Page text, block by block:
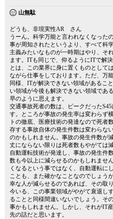
山無駄
どうも、非現実性AR さん
うーん。科学万能と言われなくなった
事が周知されたというより、すべて科
主義みたいなものが一時期はやり、そ
ます。ITも同じで、仰るようにITで解
とは、この業界に身に置くものとして
ながら仕事をしております。ただ、万
同様、ITが解決できない領域があるこ
い領域が今後も解決できない領域であ
早のように思えます。
交通事故死者の数は、ピークだった
す。ところが事故の発生率は変わらず
トの徹底、医療技術の発達なので死者
存する事故自体の発生件数は変わらな
のかもしれません。事故の発生件数が
丈にならない限りは死者数もやがては
自動運転技術が発達し、事故の発生件
数も今以上に減らせるのかもしれませ
くなるという事ではなく、自動運転に
ことも、また確かなことなのでしょう
幸な人が減らせるのであれば、その取
今いる、この事業領域がやがて衰退し
ることと同様間違いないでしょう。そ
事かもしれません。しかし、それがIT
先の話だと思います。